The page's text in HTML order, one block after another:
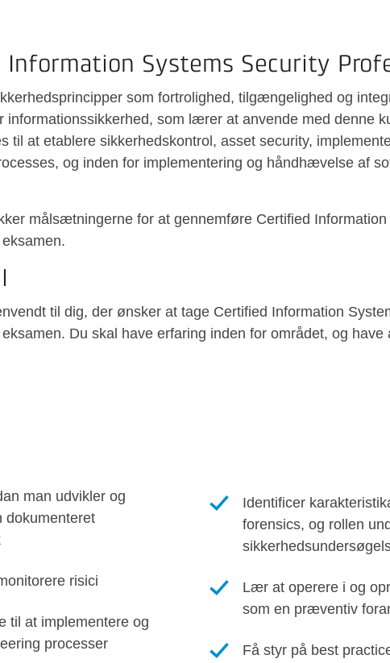
Systems Security
som fortrolighed, tilgængelighed og
informationssikkerhed, som lærer at anvende med denne
til at etablere sikkerhedskontrol, asset security,
og inden for implementering og håndhævelse af
målsætningerne for at gennemføre Certified
til dig, der ønsker at tage Certified Information
Du skal have erfaring inden for området, og have
man udvikler og
dokumenteret
risici
til at implementere og
processer
Identificer
forensics, og rollen
Lær at operere i og
som en præventiv
Få styr på best